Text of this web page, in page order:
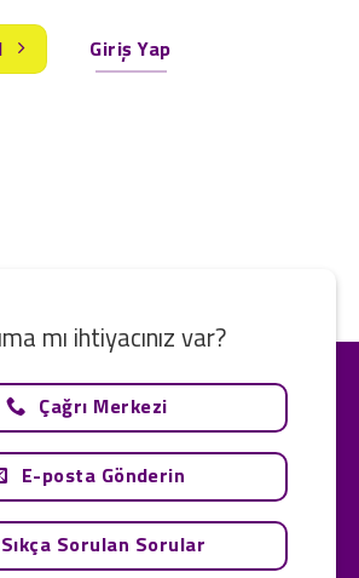
Giriş Yap
mı ihtiyacınız var?
Çağrı Merkezi
E-posta Gönderin
Sıkça Sorulan Sorular